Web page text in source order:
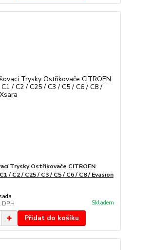
Trysky Ostřikovače CITROEN
/ C2 / C25 / C3 / C5 / C6 / C8 / Evasion
DPH Skladem
Přidat do košíku